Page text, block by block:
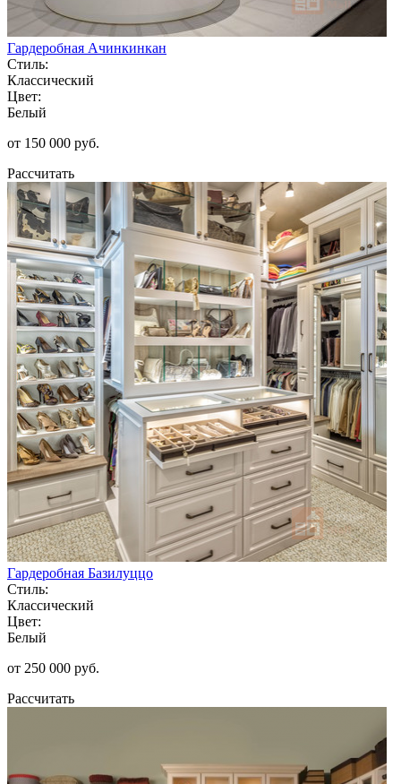
Гардеробная Ачинкинкан
Стиль:
Классический
Цвет:
Белый
от 150 000 руб.
Рассчитать
Гардеробная Базилуццо
Стиль:
Классический
Цвет:
Белый
от 250 000 руб.
Рассчитать